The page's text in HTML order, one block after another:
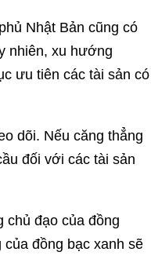
Nhật Bản cũng có
nhiên, xu hướng
ưu tiên các tài sản có
dõi. Nếu căng thẳng
đối với các tài sản
chủ đạo của đồng
đồng bạc xanh sẽ